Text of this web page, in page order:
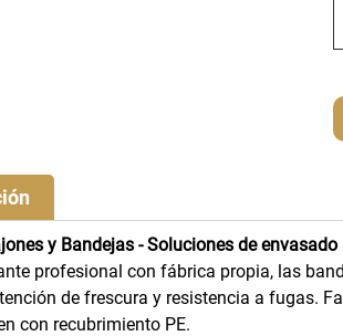
y Bandejas - Soluciones de
profesional con fábrica propia, las
de frescura y resistencia a fugas.
con recubrimiento PE.